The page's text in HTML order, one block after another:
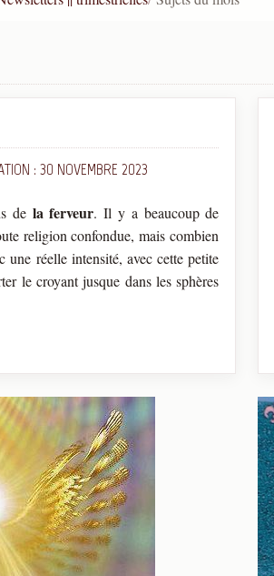
: 30 NOVEMBRE 2023
de la ferveur. Il y a beaucoup de
religion confondue, mais combien
une réelle intensité, avec cette petite
le croyant jusque dans les sphères